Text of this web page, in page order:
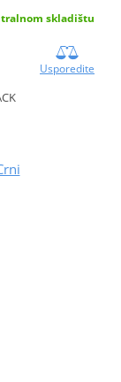
skladištu
Usporedite